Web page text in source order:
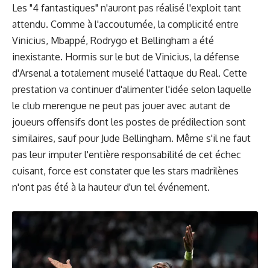
Les "4 fantastiques" n'auront pas réalisé l'exploit tant
attendu. Comme à l'accoutumée, la complicité entre
Vinicius, Mbappé, Rodrygo et Bellingham a été
inexistante. Hormis sur le but de Vinicius, la défense
d'Arsenal a totalement muselé l'attaque du Real. Cette
prestation va continuer d'alimenter l'idée selon laquelle
le club merengue ne peut pas jouer avec autant de
joueurs offensifs dont les postes de prédilection sont
similaires, sauf pour Jude Bellingham. Même s'il ne faut
pas leur imputer l'entière responsabilité de cet échec
cuisant, force est constater que les stars madrilènes
n'ont pas été à la hauteur d'un tel événement.